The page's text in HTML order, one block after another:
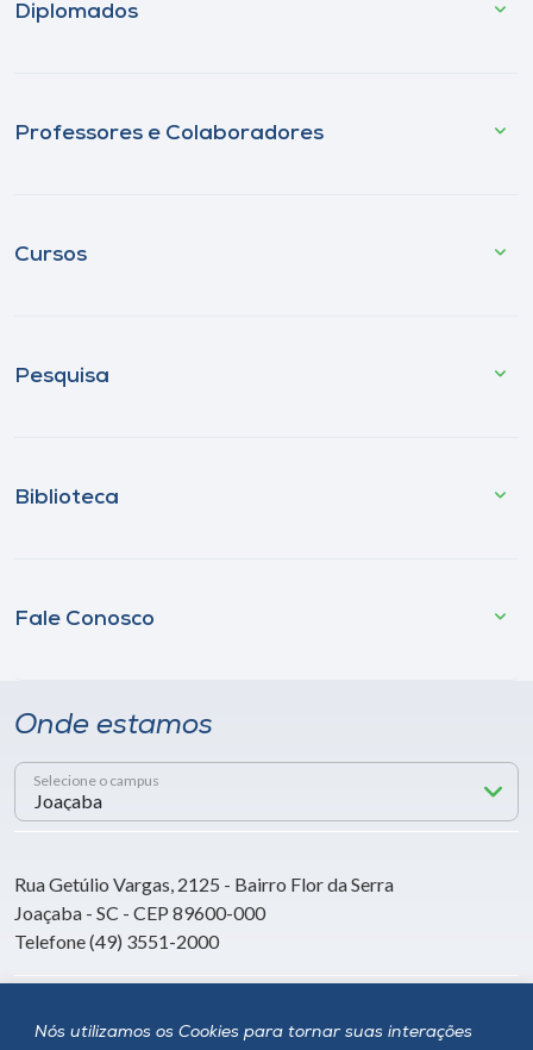
Nós utilizamos os Cookies para tornar suas interações
Diplomados
Professores e Colaboradores
Cursos
Pesquisa
Biblioteca
Fale Conosco
Onde estamos
Selecione o campus
Rua Getúlio Vargas, 2125 - Bairro Flor da Serra
Joaçaba - SC - CEP 89600-000
Telefone (49) 3551-2000
Siga a Unoesc